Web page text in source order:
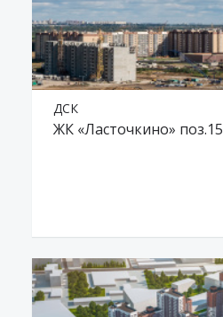
ДСК
ЖК «Ласточкино» поз.15